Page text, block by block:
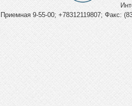
Приемная 9-55-00; +78312119807; Факс: